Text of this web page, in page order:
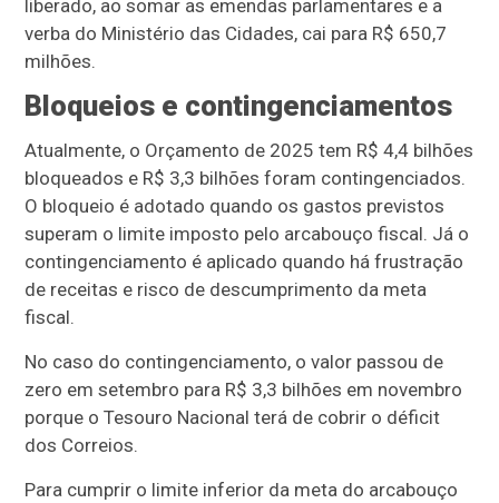
liberado, ao somar as emendas parlamentares e a
verba do Ministério das Cidades, cai para R$ 650,7
milhões.
Bloqueios e contingenciamentos
Atualmente, o Orçamento de 2025 tem R$ 4,4 bilhões
bloqueados e R$ 3,3 bilhões foram contingenciados.
O bloqueio é adotado quando os gastos previstos
superam o limite imposto pelo arcabouço fiscal. Já o
contingenciamento é aplicado quando há frustração
de receitas e risco de descumprimento da meta
fiscal.
No caso do contingenciamento, o valor passou de
zero em setembro para R$ 3,3 bilhões em novembro
porque o Tesouro Nacional terá de cobrir o déficit
dos Correios.
Para cumprir o limite inferior da meta do arcabouço